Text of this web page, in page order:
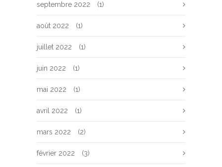
septembre 2022 (1)
août 2022 (1)
juillet 2022 (1)
juin 2022 (1)
mai 2022 (1)
avril 2022 (1)
mars 2022 (2)
février 2022 (3)